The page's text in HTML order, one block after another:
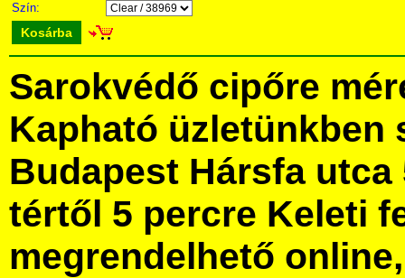
Szín:
Kosárba
Sarokvédő cipőre
Kapható üzletünkben
Budapest Hársfa utca
tértől 5 percre Keleti
megrendelhető